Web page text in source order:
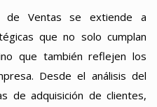
de Ventas se extiende a
que no solo cumplan
que también reflejen los
Desde el análisis del
de adquisición de clientes,